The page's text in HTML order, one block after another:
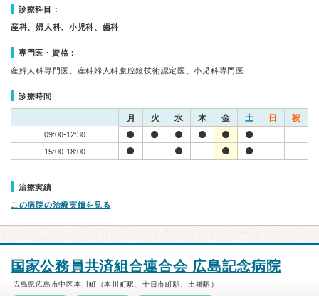
診療科目：
産科、婦人科、小児科、歯科
専門医・資格：
産婦人科専門医、産科婦人科腹腔鏡技術認定医、小児科専門医
診療時間
月 火 水 木 金 土 日 祝
09:00-12:30
15:00-18:00
治療実績
この病院の治療実績を見る
国家公務員共済組合連合会 広島記念病院
広島県広島市中区本川町（本川町駅、十日市町駅、土橋駅）